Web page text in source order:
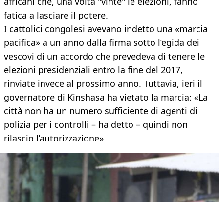
fatica a lasciare il potere.
I cattolici congolesi avevano indetto una «marcia
pacifica» a un anno dalla firma sotto l’egida dei
vescovi di un accordo che prevedeva di tenere le
elezioni presidenziali entro la fine del 2017,
rinviate invece al prossimo anno. Tuttavia, ieri il
governatore di Kinshasa ha vietato la marcia: «La
città non ha un numero sufficiente di agenti di
polizia per i controlli – ha detto – quindi non
rilascio l’autorizzazione».